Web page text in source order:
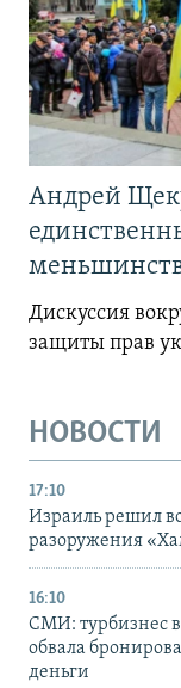
Андрей
Дискуссия
защиты прав
НОВОСТИ
17:10
Израиль решил
разоружения
16:10
СМИ: турбизнес
обвала
деньги